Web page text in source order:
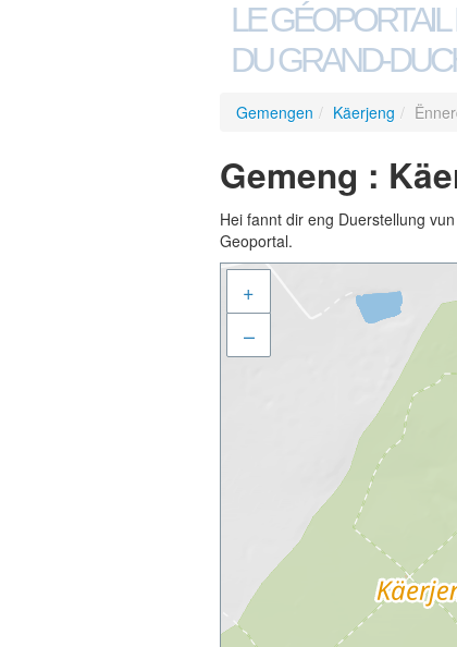
LE
DU GRAND-
Gemengen / Käerjeng /
Gemeng :
Hei fannt dir eng Duerstellung
Geoportal.
+
–